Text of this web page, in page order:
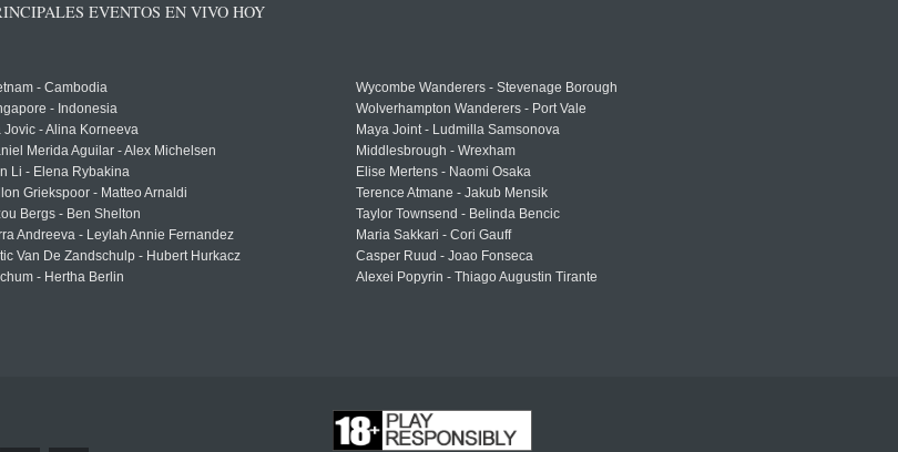
EVENTOS EN VIVO HOY
- Cambodia
- Indonesia
Jovic - Alina Korneeva
Merida Aguilar - Alex Michelsen
Li - Elena Rybakina
Griekspoor - Matteo Arnaldi
Bergs - Ben Shelton
Andreeva - Leylah Annie Fernandez
Van De Zandschulp - Hubert Hurkacz
- Hertha Berlin
Wycombe Wanderers - Stevenage Borough
Wolverhampton Wanderers - Port Vale
Maya Joint - Ludmilla Samsonova
Middlesbrough - Wrexham
Elise Mertens - Naomi Osaka
Terence Atmane - Jakub Mensik
Taylor Townsend - Belinda Bencic
Maria Sakkari - Cori Gauff
Casper Ruud - Joao Fonseca
Alexei Popyrin - Thiago Augustin Tirante